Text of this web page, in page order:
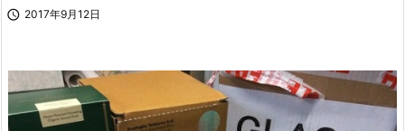
 2017年9月12日